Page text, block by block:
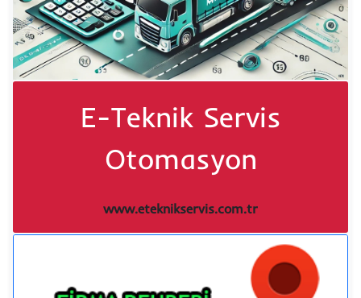
E-Teknik Servis
Otomasyon
www.eteknikservis.com.tr